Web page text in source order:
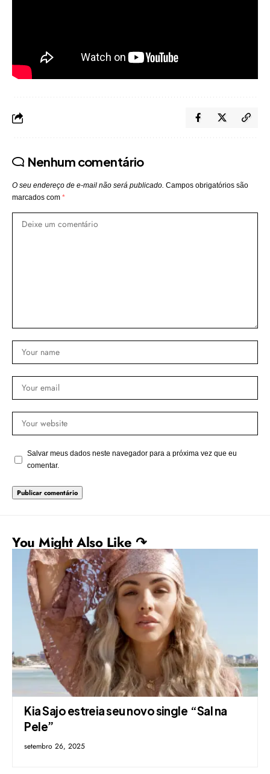
Nenhum comentário
O seu endereço de e-mail não será publicado. Campos obrigatórios são
marcados com *
Salvar meus dados neste navegador para a próxima vez que eu
comentar.
You Might Also Like ↷
Kia Sajo estreia seu novo single “Sal na
Pele”
setembro 26, 2025